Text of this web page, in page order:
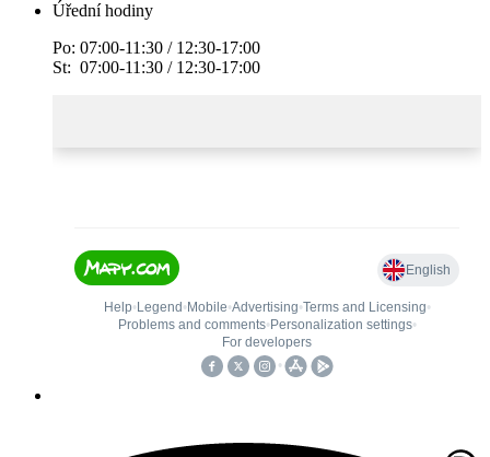
Úřední hodiny
Po: 07:00-11:30 / 12:30-17:00
St: 07:00-11:30 / 12:30-17:00